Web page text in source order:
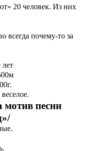
20 человек. Из них
всегда почему-то за
мотив песни